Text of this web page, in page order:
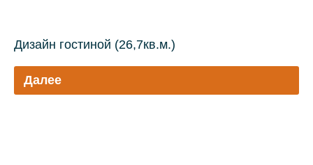
Дизайн гостиной (26,7кв.м.)
Далее